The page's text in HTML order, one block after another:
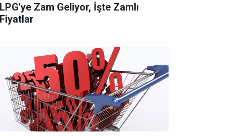
LPG'ye Zam Geliyor, İşte Zamlı
Fiyatlar